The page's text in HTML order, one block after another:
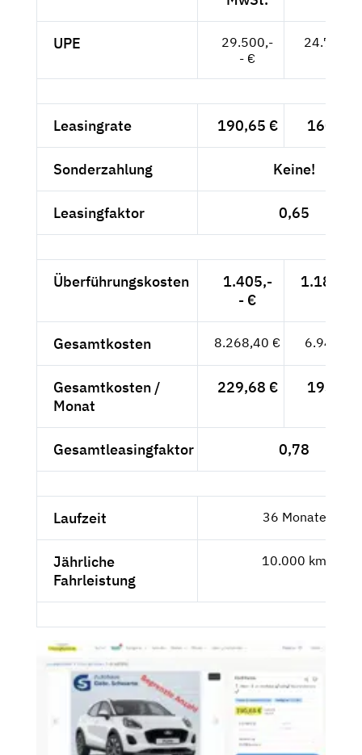
UPE
29.500,-
- €
Leasingrate 190,65 € 160,21
Sonderzahlung Keine!
Leasingfaktor 0,65
Überführungskosten
1.405,-
- €
Gesamtkosten 8.268,40 € 6.948,24
Gesamtkosten /
Monat
229,68 € 193,01
Gesamtleasingfaktor 0,78
Laufzeit 36 Monate
Jährliche
Fahrleistung
10.000 km